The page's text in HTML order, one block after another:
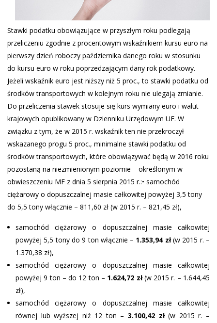
Stawki podatku obowiązujące w przyszłym roku podlegają
przeliczeniu zgodnie z procentowym wskaźnikiem kursu euro na
pierwszy dzień roboczy października danego roku w stosunku
do kursu euro w roku poprzedzającym dany rok podatkowy.
Jeżeli wskaźnik euro jest niższy niż 5 proc., to stawki podatku od
środków transportowych w kolejnym roku nie ulegają zmianie.
Do przeliczenia stawek stosuje się kurs wymiany euro i walut
krajowych opublikowany w Dzienniku Urzędowym UE. W
związku z tym, że w 2015 r. wskaźnik ten nie przekroczył
wskazanego progu 5 proc., minimalne stawki podatku od
środków transportowych, które obowiązywać będą w 2016 roku
pozostaną na niezmienionym poziomie – określonym w
obwieszczeniu MF z dnia 5 sierpnia 2015 r.:• samochód
ciężarowy o dopuszczalnej masie całkowitej powyżej 3,5 tony
do 5,5 tony włącznie – 811,60 zł (w 2015 r. – 821,45 zł),
samochód ciężarowy o dopuszczalnej masie całkowitej
powyżej 5,5 tony do 9 ton włącznie – 1.353,94 zł(w 2015 r. –
1.370,38 zł),
samochód ciężarowy o dopuszczalnej masie całkowitej
powyżej 9 ton – do 12 ton – 1.624,72 zł(w 2015 r. – 1.644,45
zł),
samochód ciężarowy o dopuszczalnej masie całkowitej
równej lub wyższej niż 12 ton –3.100,42 zł(w 2015 r. –